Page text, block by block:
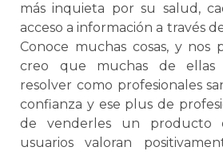
más inquieta por su salud,
acceso a información a través
Conoce muchas cosas, y nos
creo que muchas de ellas
resolver como profesionales
confianza y ese plus de
de venderles un producto
usuarios valoran